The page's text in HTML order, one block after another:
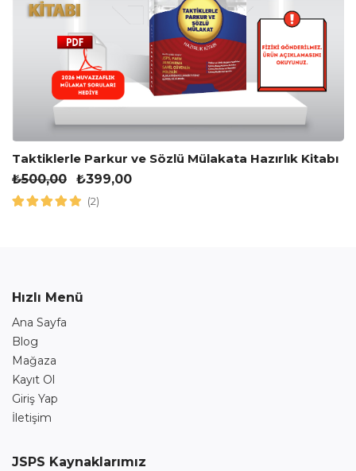
Taktiklerle Parkur ve Sözlü Mülakata Hazırlık Kitabı
₺500,00 ₺399,00
(2)
Hızlı Menü
Ana Sayfa
Blog
Mağaza
Kayıt Ol
Giriş Yap
İletişim
JSPS Kaynaklarımız